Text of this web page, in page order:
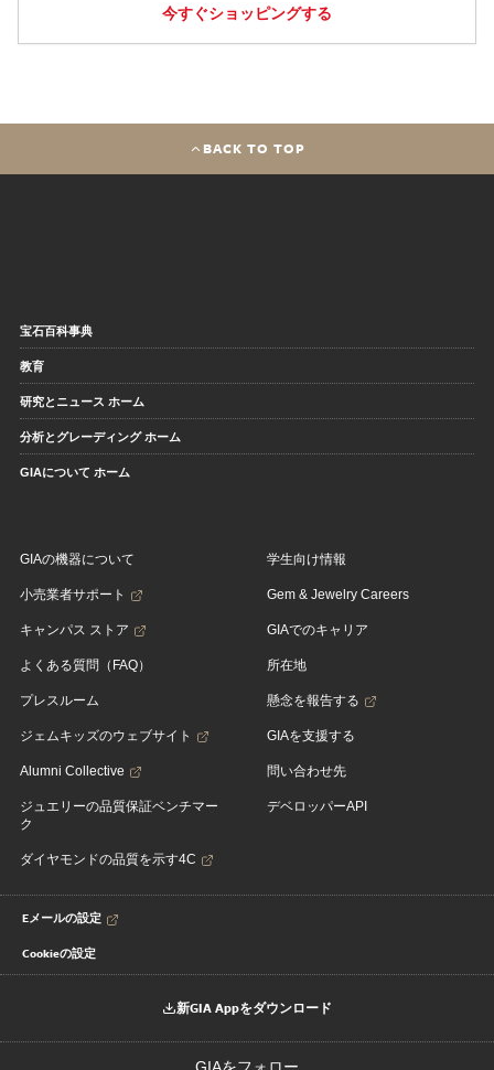
今すぐショッピングする
BACK TO TOP
宝石百科事典
教育
研究とニュース ホーム
分析とグレーディング ホーム
GIAについて ホーム
GIAの機器について
小売業者サポート
キャンパス ストア
よくある質問（FAQ）
プレスルーム
ジェムキッズのウェブサイト
Alumni Collective
ジュエリーの品質保証ベンチマー
ク
ダイヤモンドの品質を示す4C
学生向け情報
Gem & Jewelry Careers
GIAでのキャリア
所在地
懸念を報告する
GIAを支援する
問い合わせ先
デベロッパーAPI
Eメールの設定
Cookieの設定
新GIA Appをダウンロード